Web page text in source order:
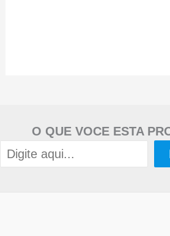
O QUE VOCE ESTA